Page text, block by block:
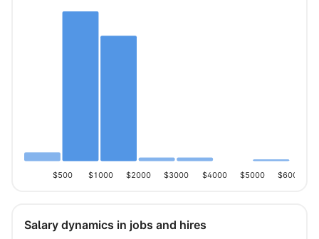
$500 $1000 $2000 $3000 $4000 $5000 $6000
Salary dynamics in jobs and hires